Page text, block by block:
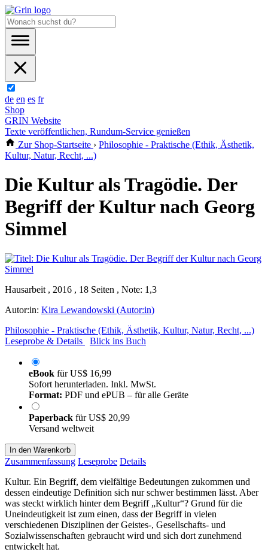
de en es fr
Shop
GRIN Website
Texte veröffentlichen, Rundum-Service genießen
Zur Shop-Startseite › Philosophie - Praktische (Ethik, Ästhetik,
Kultur, Natur, Recht, ...)
Die Kultur als Tragödie. Der
Begriff der Kultur nach Georg
Simmel
Hausarbeit , 2016 , 18 Seiten , Note: 1,3
Autor:in: Kira Lewandowski (Autor:in)
Philosophie - Praktische (Ethik, Ästhetik, Kultur, Natur, Recht, ...)
Leseprobe & Details
Blick ins Buch
eBook fürUS$ 16,99
Sofort herunterladen. Inkl. MwSt.
Format: PDF und ePUB – für alle Geräte
Paperback fürUS$ 20,99
Versand weltweit
In den Warenkorb
Zusammenfassung Leseprobe Details
Kultur. Ein Begriff, dem vielfältige Bedeutungen zukommen und
dessen eindeutige Definition sich nur schwer bestimmen lässt. Aber
was steckt wirklich hinter dem Begriff „Kultur“? Grund für die
Uneindeutigkeit ist zum einen, dass der Begriff in vielen
verschiedenen Disziplinen der Geistes-, Gesellschafts- und
Sozialwissenschaften gebraucht wird und sich dort zunehmend
entwickelt hat.